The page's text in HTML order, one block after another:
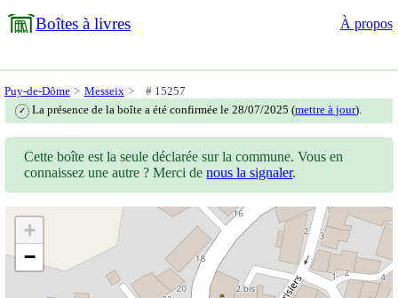
Boîtes à livres À propos
Puy-de-Dôme Messeix # 15257
✓ La présence de la boîte a été confirmée le 28/07/2025 (mettre à jour).
Cette boîte est la seule déclarée sur la commune. Vous en
connaissez une autre ? Merci denous la signaler.
+
−